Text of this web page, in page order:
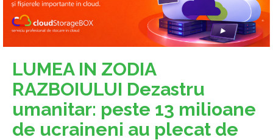
LUMEA IN ZODIA
RAZBOIULUI Dezastru
umanitar: peste 13 milioane
de ucraineni au plecat de